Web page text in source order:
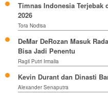
Timnas Indonesia Terjebak
2026
Tora Nodisa
DeMar DeRozan Masuk
Bisa Jadi Penentu
Ragil Putri Irmalia
Kevin Durant dan Dinasti
Alexander Senaputra